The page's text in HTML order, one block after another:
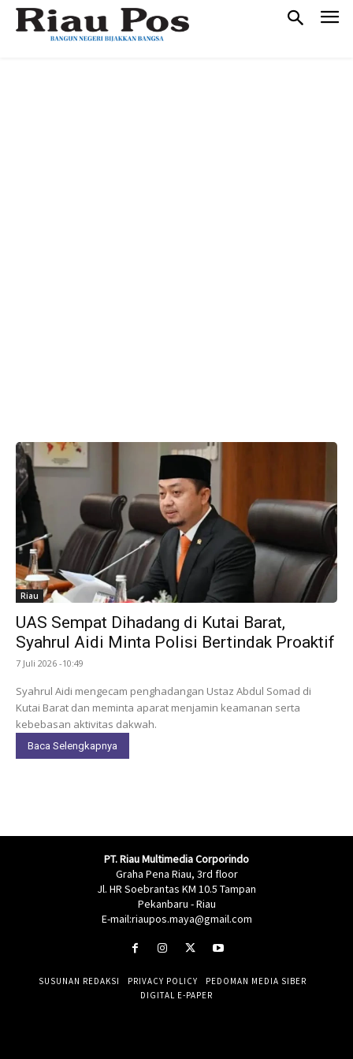
Riau
UAS Sempat Dihadang di Kutai Barat,
Syahrul Aidi Minta Polisi Bertindak Proaktif
7 Juli 2026 -10:49
Syahrul Aidi mengecam penghadangan Ustaz Abdul Somad di
Kutai Barat dan meminta aparat menjamin keamanan serta
kebebasan aktivitas dakwah.
Baca Selengkapnya
PT. Riau Multimedia Corporindo
Graha Pena Riau, 3rd floor
Jl. HR Soebrantas KM 10.5 Tampan
Pekanbaru - Riau
E-mail:riaupos.maya@gmail.com
SUSUNAN REDAKSI PRIVACY POLICY
PEDOMAN MEDIA SIBER
DIGITAL E-PAPER